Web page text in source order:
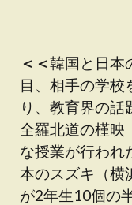
＜＜韓国と日本
目、相手の学校
り、教育界の話
全羅北道の槿映
な授業が行われ
本のスズキ（横
が2年生10個の